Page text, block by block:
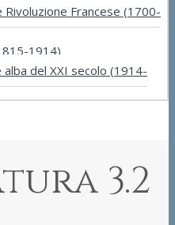
Francese (1700-
1914)
del XXI secolo (1914-
3.2